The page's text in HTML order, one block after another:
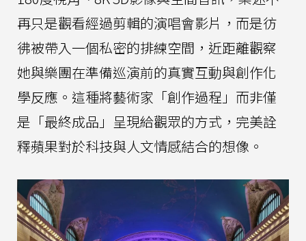
再只是觀看經過剪輯的演唱會影片，而是彷
彿被帶入一個私密的排練空間，近距離觀察
她與樂團在準備巡演前的真實互動與創作化
學反應。這種將藝術家「創作過程」而非僅
是「最終成品」呈現給觀眾的方式，完美詮
釋蘋果對於科技與人文情感結合的想像。